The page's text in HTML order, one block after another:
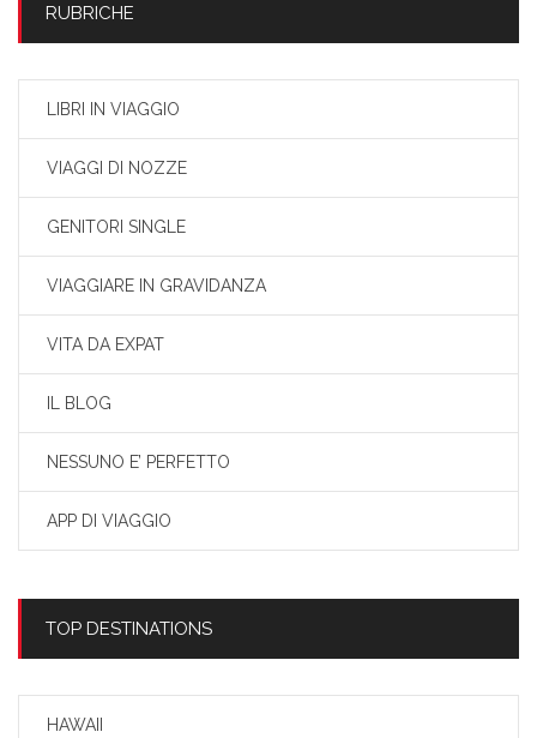
RUBRICHE
LIBRI IN VIAGGIO
VIAGGI DI NOZZE
GENITORI SINGLE
VIAGGIARE IN GRAVIDANZA
VITA DA EXPAT
IL BLOG
NESSUNO E’ PERFETTO
APP DI VIAGGIO
TOP DESTINATIONS
HAWAII